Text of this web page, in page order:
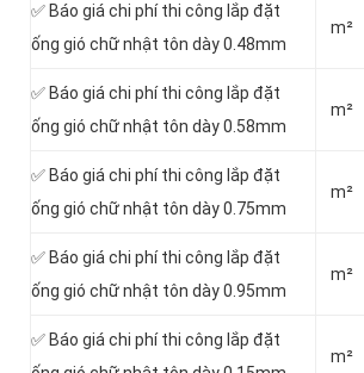
✅ Báo giá chi phí thi công lắp đặt
ống gió chữ nhật tôn dày 0.48mm
m²
✅ Báo giá chi phí thi công lắp đặt
ống gió chữ nhật tôn dày 0.58mm
m²
✅ Báo giá chi phí thi công lắp đặt
ống gió chữ nhật tôn dày 0.75mm
m²
✅ Báo giá chi phí thi công lắp đặt
ống gió chữ nhật tôn dày 0.95mm
m²
✅ Báo giá chi phí thi công lắp đặt
m²